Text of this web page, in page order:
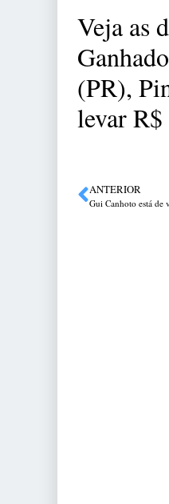
Veja as
(PR),
levar
ANTERIOR
Gui Canhoto está de